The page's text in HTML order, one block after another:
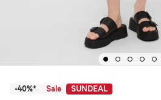
-40%* Sale SUNDEAL